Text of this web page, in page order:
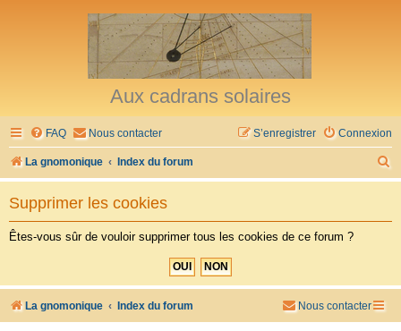
Aux cadrans solaires
FAQ Nous contacter Connexion
S’enregistrer
La gnomonique Index du forum
e
h
Supprimer les cookies
Êtes-vous sûr de vouloir supprimer tous les cookies de ce forum ?
La gnomonique Index du forum Nous contacter